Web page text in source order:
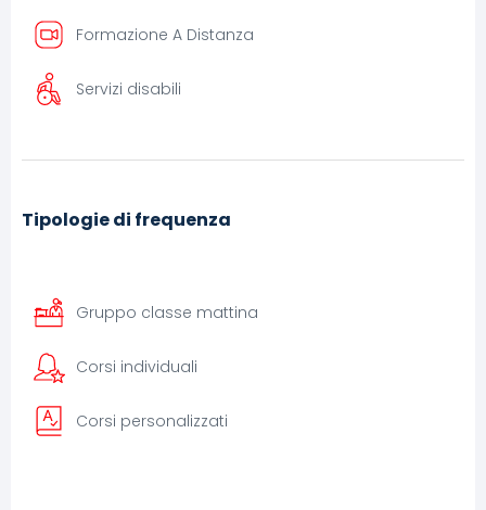
Formazione A Distanza
Servizi disabili
Tipologie di frequenza
Gruppo classe mattina
Corsi individuali
Corsi personalizzati